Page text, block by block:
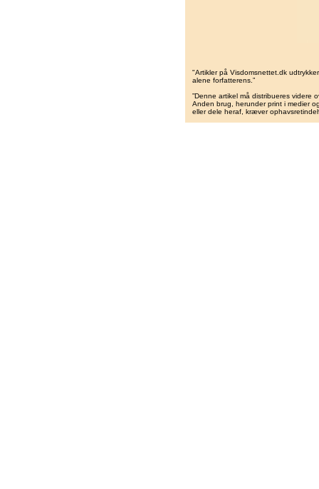
"Artikler på Visdomsnettet.dk
alene forfatterens.”
”Denne artikel må distribueres videre
Anden brug, herunder print i medier
eller dele heraf, kræver